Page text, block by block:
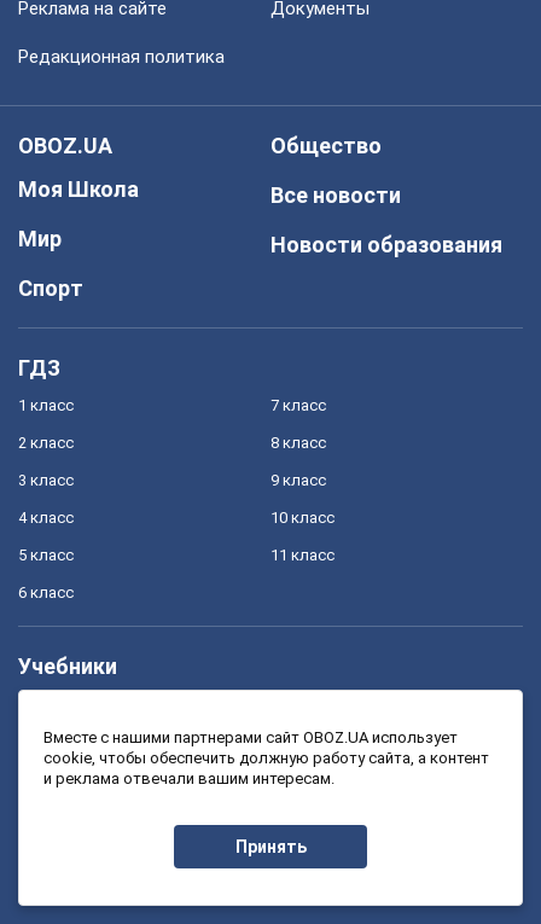
Реклама на сайте Документы
Редакционная политика
OBOZ.UA
Моя Школа
Мир
Спорт
Общество
Все новости
Новости образования
ГДЗ
1 класс
2 класс
3 класс
4 класс
5 класс
6 класс
7 класс
8 класс
9 класс
10 класс
11 класс
Учебники
2 класс
3 класс
8 класс
9 класс
11 класс
Вместе с нашими партнерами сайт OBOZ.UA использует
cookie, чтобы обеспечить должную работу сайта, а контент
и реклама отвечали вашим интересам.
Принять